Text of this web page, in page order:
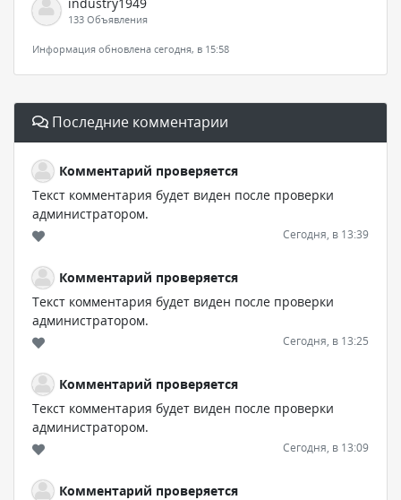
133 Объявления
Информация обновлена сегодня, в 15:58
Последние комментарии
Комментарий проверяется
Текст комментария будет виден после проверки
администратором.
Сегодня, в 13:39
Комментарий проверяется
Текст комментария будет виден после проверки
администратором.
Сегодня, в 13:25
Комментарий проверяется
Текст комментария будет виден после проверки
администратором.
Сегодня, в 13:09
Комментарий проверяется